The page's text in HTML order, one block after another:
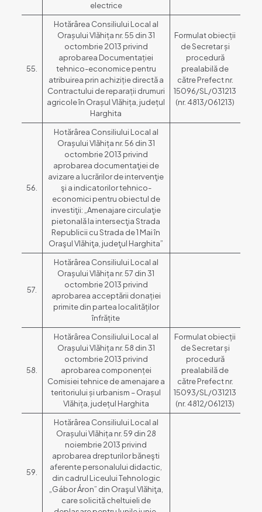
electrice
55.
Hotărârea Consiliului Local al
Orașului Vlăhița nr. 55 din 31
octombrie 2013 privind
aprobarea Documentației
tehnico-economice pentru
atribuirea prin achiziție directă a
Contractului de reparații drumuri
agricole în Orașul Vlăhița, județul
Harghita
Formulat obiecții
de Secretar și
procedură
prealabilă de
către Prefect nr.
15096/SL/031213
(nr. 4813/061213)
56.
Hotărârea Consiliului Local al
Orașului Vlăhița nr. 56 din 31
octombrie 2013 privind
aprobarea documentaţiei de
avizare a lucrărilor de intervenţie
şi a indicatorilor tehnico-
economici pentru obiectul de
investiţii: „Amenajare circulaţie
pietonală la intersecţia Strada
Republicii cu Strada de 1 Mai în
Oraşul Vlăhiţa, judeţul Harghita”
57.
Hotărârea Consiliului Local al
Orașului Vlăhița nr. 57 din 31
octombrie 2013 privind
aprobarea acceptării donației
primite din partea localităților
înfrățite
58.
Hotărârea Consiliului Local al
Orașului Vlăhița nr. 58 din 31
octombrie 2013 privind
aprobarea componenței
Comisiei tehnice de amenajare a
teritoriului și urbanism – Orașul
Vlăhița, județul Harghita
Formulat obiecții
de Secretar și
procedură
prealabilă de
către Prefect nr.
15093/SL/031213
(nr. 4812/061213)
59.
Hotărârea Consiliului Local al
Orașului Vlăhița nr. 59 din 28
noiembrie 2013 privind
aprobarea drepturilor băneşti
aferente personalului didactic,
din cadrul Liceului Tehnologic
„Gábor Áron” din Oraşul Vlăhiţa,
care solicită cheltuieli de